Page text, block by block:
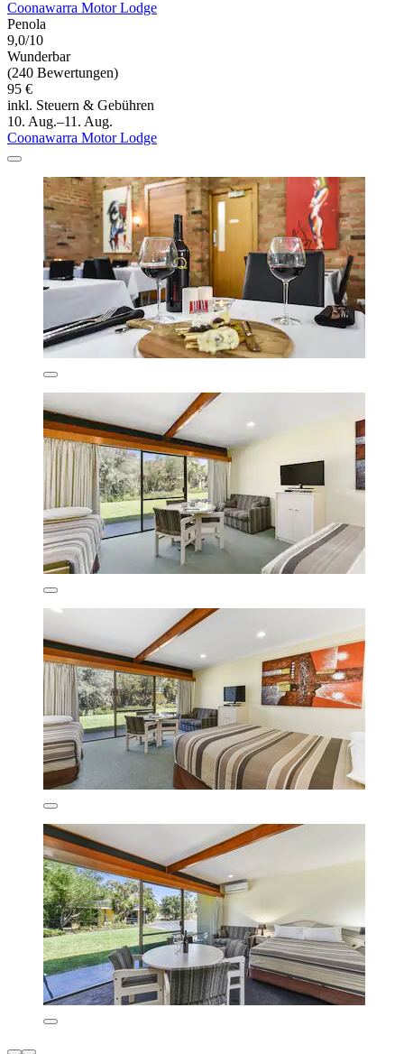
Coonawarra Motor Lodge
Penola
9,0/10
Wunderbar
(240 Bewertungen)
95 €
inkl. Steuern & Gebühren
10. Aug.–11. Aug.
Coonawarra Motor Lodge